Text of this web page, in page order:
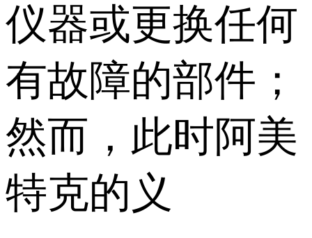
仪器或更换任何
有故障的部件；
然而，此时阿美
特克的义